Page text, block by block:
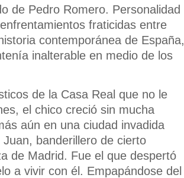
de Pedro Romero. Personalidad
fraticidas entre
contemporánea de España,
inalterable en medio de los
de la Casa Real que no le
el chico creció sin mucha
aún en una ciudad invadida
banderillero de cierto
de Madrid. Fue el que despertó
a vivir con él. Empapándose del